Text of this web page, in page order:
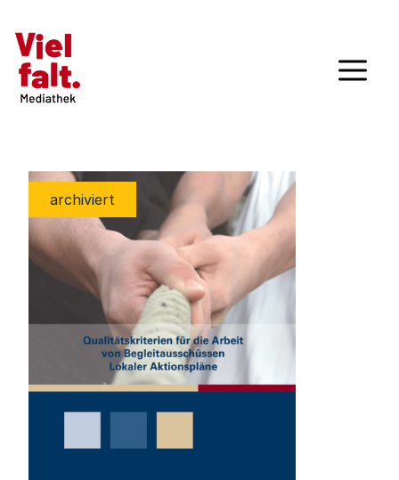
archiviert